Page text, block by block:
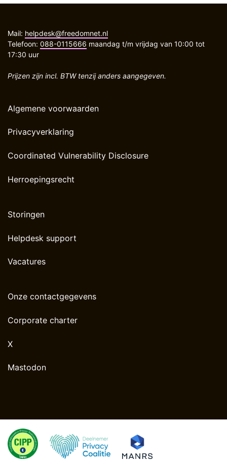
Mail: helpdesk@freedomnet.nl
Telefoon: 088-0115666 maandag t/m vrijdag van 10:00 tot
17:30 uur
Prijzen zijn incl. BTW tenzij anders aangegeven.
Algemene voorwaarden
Privacyverklaring
Coordinated Vulnerability Disclosure
Herroepingsrecht
Storingen
Helpdesk support
Vacatures
Onze contactgegevens
Corporate charter
X
Mastodon